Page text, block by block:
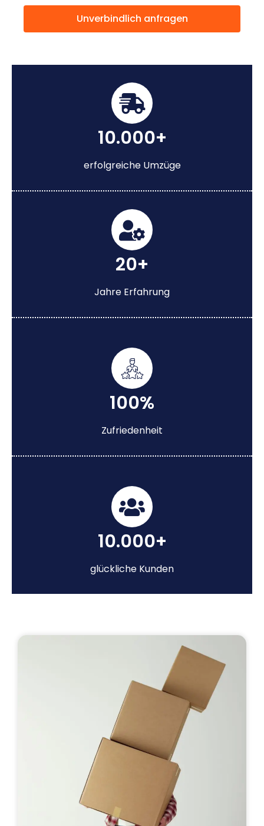
Unverbindlich anfragen
10.000+
erfolgreiche Umzüge
20+
Jahre Erfahrung
100%
Zufriedenheit
10.000+
glückliche Kunden